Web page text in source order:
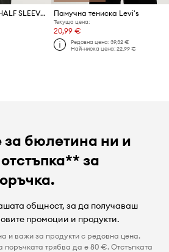
Памучна тениска Levi's HALF SLEEVE GR PCKT T Памучна тениска Levi's
Текуща цена:
20,99 €
Редовна цена: 39,32 €
Най-ниска цена: 22,99 €
бюлетина ни и
отстъпка** за
общност, за да получаваш
промоции и продукти.
и важи за продукти с редовна цена.
поръчката трябва да е 80 €. Отстъпката